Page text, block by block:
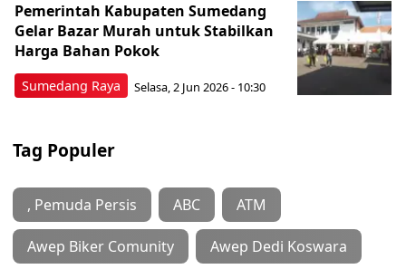
Sumedang Raya
Pemerintah Kabupaten Sumedang
Gelar Bazar Murah untuk Stabilkan
Harga Bahan Pokok
Selasa, 2 Jun 2026 - 10:30
Tag Populer
, Pemuda Persis ABC ATM
Awep Biker Comunity Awep Dedi Koswara